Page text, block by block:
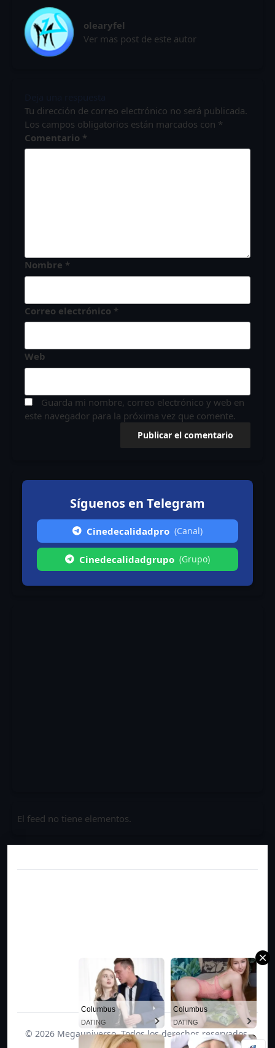
Columbus
DATING
Columbus
DATING
olearyfel
Ver mas post de este autor
Tu dirección de correo electrónico no será publicada.
Los campos obligatorios están marcados con *
Comentario *
Nombre *
Correo electrónico *
Web
Guarda mi nombre, correo electrónico y web en
este navegador para la próxima vez que comente.
Síguenos en Telegram
Cinedecalidadpro (Canal)
Cinedecalidadgrupo (Grupo)
El feed no tiene elementos.
© 2026 Megauniverso. Todos los derechos reservados.